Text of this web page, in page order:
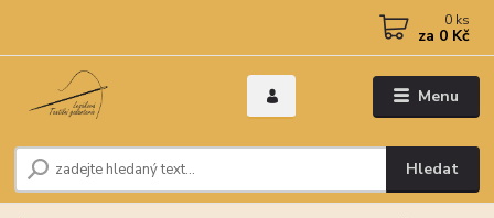
Menu
Hledat
0 ks
za 0 Kč